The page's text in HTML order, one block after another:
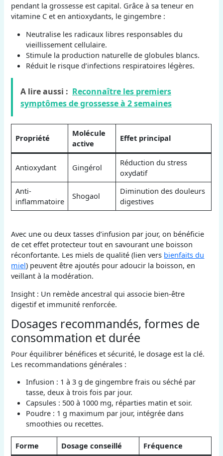
pendant la grossesse est capital. Grâce à sa teneur en
vitamine C et en antioxydants, le gingembre :
Neutralise les radicaux libres responsables du
vieillissement cellulaire.
Stimule la production naturelle de globules blancs.
Réduit le risque d’infections respiratoires légères.
A lire aussi : Reconnaître les premiers
symptômes de grossesse à 2 semaines
Propriété
Molécule
active
Effet principal
Antioxydant Gingérol
Réduction du stress
oxydatif
Anti-
inflammatoire
Shogaol
Diminution des douleurs
digestives
Avec une ou deux tasses d’infusion par jour, on bénéficie
de cet effet protecteur tout en savourant une boisson
réconfortante. Les miels de qualité (lien vers bienfaits du
miel) peuvent être ajoutés pour adoucir la boisson, en
veillant à la modération.
Insight : Un remède ancestral qui associe bien-être
digestif et immunité renforcée.
Dosages recommandés, formes de
consommation et durée
Pour équilibrer bénéfices et sécurité, le dosage est la clé.
Les recommandations générales :
Infusion : 1 à 3 g de gingembre frais ou séché par
tasse, deux à trois fois par jour.
Capsules : 500 à 1000 mg, réparties matin et soir.
Poudre : 1 g maximum par jour, intégrée dans
smoothies ou recettes.
Forme Dosage conseillé
Fréquence